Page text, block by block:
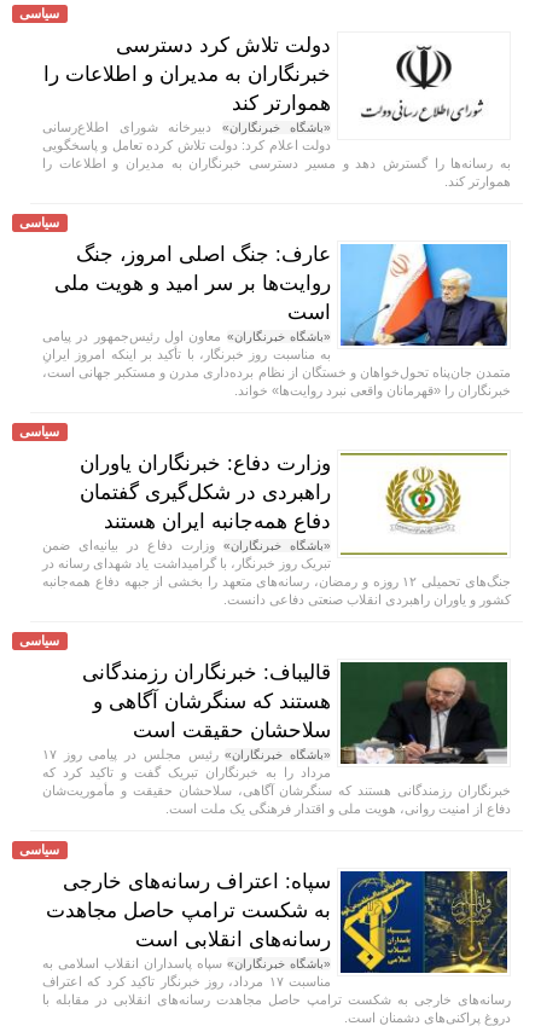
سیاسی
دولت تلاش کرد دسترسی
خبرنگاران به مدیران و اطلاعات را
هموارتر کند
«باشگاه خبرنگاران» دبیرخانه شورای اطلاع‌رسانی
دولت اعلام کرد: دولت تلاش کرده تعامل و پاسخگویی
به رسانه‌ها را گسترش دهد و مسیر دسترسی خبرنگاران به مدیران و اطلاعات را
هموارتر کند.
سیاسی
عارف: جنگ اصلی امروز، جنگ
روایت‌ها بر سر امید و هویت ملی
است
«باشگاه خبرنگاران» معاون اول رئیس‌جمهور در پیامی
به مناسبت روز خبرنگار، با تأکید بر اینکه امروز ایرانِ
متمدن جان‌پناه تحول‌خواهان و خستگان از نظام برده‌داری مدرن و مستکبر جهانی است،
خبرنگاران را «قهرمانان واقعی نبرد روایت‌ها» خواند.
سیاسی
وزارت دفاع: خبرنگاران یاوران
راهبردی در شکل‌گیری گفتمان
دفاع همه‌جانبه ایران هستند
«باشگاه خبرنگاران» وزارت دفاع در بیانیه‌ای ضمن
تبریک روز خبرنگار، با گرامیداشت یاد شهدای رسانه در
جنگ‌های تحمیلی ۱۲ روزه و رمضان، رسانه‌های متعهد را بخشی از جبهه دفاع همه‌جانبه
کشور و یاوران راهبردی انقلاب صنعتی دفاعی دانست.
سیاسی
قالیباف: خبرنگاران رزمندگانی
هستند که سنگرشان آگاهی و
سلاحشان حقیقت است
«باشگاه خبرنگاران»
رئیس مجلس در پیامی روز ۱۷
مرداد را به خبرنگاران تبریک گفت و تاکید کرد که
خبرنگاران رزمندگانی هستند که سنگرشان آگاهی، سلاحشان حقیقت و مأموریت‌شان
دفاع از امنیت روانی، هویت ملی و اقتدار فرهنگی یک ملت است.
سیاسی
سپاه: اعتراف رسانه‌های خارجی
به شکست ترامپ حاصل مجاهدت
رسانه‌های انقلابی است
«باشگاه خبرنگاران» سپاه پاسداران انقلاب اسلامی به
مناسبت ۱۷ مرداد، روز خبرنگار تاکید کرد که اعتراف
رسانه‌های خارجی به شکست ترامپ حاصل مجاهدت رسانه‌های انقلابی در مقابله با
دروغ پراکنی‌های دشمنان است.